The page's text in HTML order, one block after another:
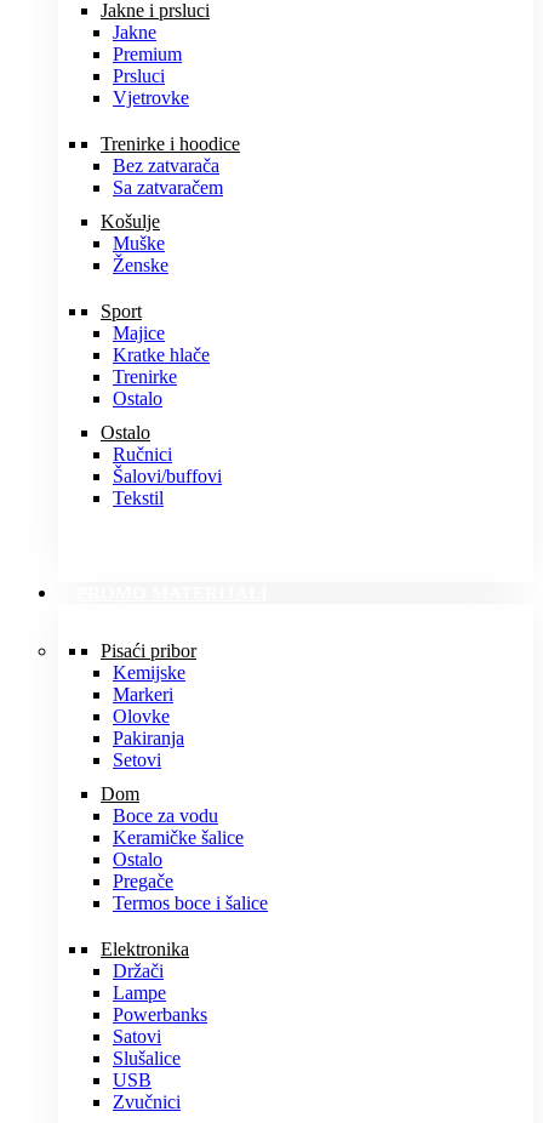
Jakne i prsluci
Jakne
Premium
Prsluci
Vjetrovke
Trenirke i hoodice
Bez zatvarača
Sa zatvaračem
Košulje
Muške
Ženske
Sport
Majice
Kratke hlače
Trenirke
Ostalo
Ostalo
Ručnici
Šalovi/buffovi
Tekstil
Pisaći pribor
Kemijske
Markeri
Olovke
Pakiranja
Setovi
Dom
Boce za vodu
Keramičke šalice
Ostalo
Pregače
Termos boce i šalice
Elektronika
Držači
Lampe
Powerbanks
Satovi
Slušalice
USB
Zvučnici